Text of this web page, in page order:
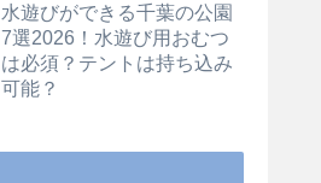
水遊びができる千葉の公園
7選2026！水遊び用おむつ
は必須？テントは持ち込み
可能？